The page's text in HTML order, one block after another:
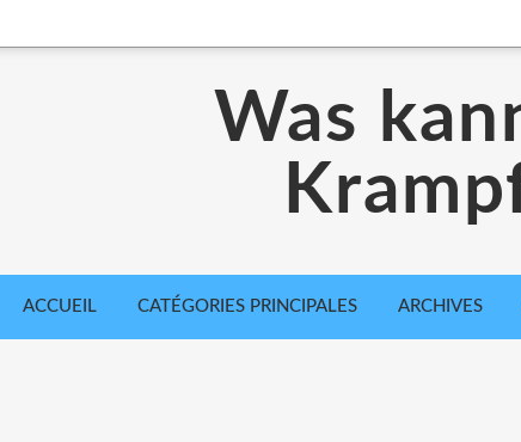
Was
ACCUEIL CATÉGORIES PRINCIPALES ARCHIVES